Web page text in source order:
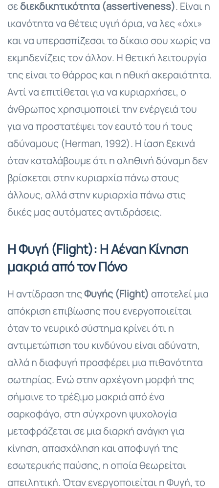
σεδιεκδικητικότητα (assertiveness). Είναι η
ικανότητα να θέτεις υγιή όρια, να λες «όχι»
και να υπερασπίζεσαι το δίκαιο σου χωρίς να
εκμηδενίζεις τον άλλον. Η θετική λειτουργία
της είναι το θάρρος και η ηθική ακεραιότητα.
Αντί να επιτίθεται για να κυριαρχήσει, ο
άνθρωπος χρησιμοποιεί την ενέργειά του
για να προστατέψει τον εαυτό του ή τους
αδύναμους (Herman, 1992). Η ίαση ξεκινά
όταν καταλάβουμε ότι η αληθινή δύναμη δεν
βρίσκεται στην κυριαρχία πάνω στους
άλλους, αλλά στην κυριαρχία πάνω στις
δικές μας αυτόματες αντιδράσεις.
Η Φυγή (Flight): Η Αέναη Κίνηση
μακριά από τον Πόνο
Η αντίδραση τηςΦυγής (Flight) αποτελεί μια
απόκριση επιβίωσης που ενεργοποιείται
όταν το νευρικό σύστημα κρίνει ότι η
αντιμετώπιση του κινδύνου είναι αδύνατη,
αλλά η διαφυγή προσφέρει μια πιθανότητα
σωτηρίας. Ενώ στην αρχέγονη μορφή της
σήμαινε το τρέξιμο μακριά από ένα
σαρκοφάγο, στη σύγχρονη ψυχολογία
μεταφράζεται σε μια διαρκή ανάγκη για
κίνηση, απασχόληση και αποφυγή της
εσωτερικής παύσης, η οποία θεωρείται
απειλητική. Όταν ενεργοποιείται η Φυγή, το